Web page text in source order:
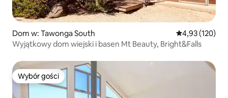
Dom w: Tawonga South Średnia
4,93 (120)
Wyjątkowy dom wiejski i basen Mt Beauty, Bright&Falls
Wybór gości
Wybór gości